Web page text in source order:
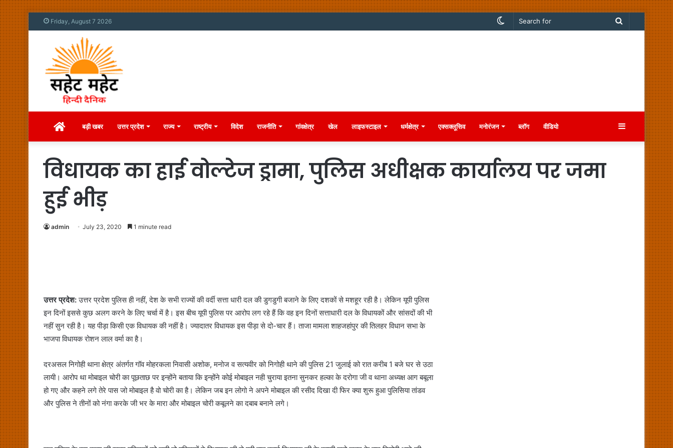
Friday, August 7 2026
Search
Switch
Homeबड़ी खबर उत्तर प्रदेश राज्य राष्ट्रीय विदेश राजनीति गांवक्षेत्र खेल लाइफस्टाइल धर्मक्षेत्र एक्सक्लूसिव मनोरंजन ब्लॉग वीडियो Sidebar
विधायक का हाई वोल्टेज ड्रामा, पुलिस अधीक्षक कार्यालय पर जमा
हुई भीड़
admin July 23, 2020 1 minute read
उत्तर प्रदेश:उत्तर प्रदेश पुलिस ही नहीं, देश के सभी राज्यों की वर्दी सत्ता धारी दल की डुगडुगी बजाने के लिए दशकों से मशहूर रही है। लेकिन यूपी पुलिस
इन दिनों इससे कुछ अलग करने के लिए चर्चा में है। इस बीच यूपी पुलिस पर आरोप लग रहे हैं कि वह इन दिनों सत्ताधारी दल के विधायकों और सांसदों की भी
नहीं सुन रही है। यह पीड़ा किसी एक विधायक की नहीं है। ज्यादातर विधायक इस पीड़ा से दो-चार हैं। ताजा मामला शाहजहांपुर की तिलहर विधान सभा के
भाजपा विधायक रोशन लाल वर्मा का है।
दरअसल निगोही थाना क्षेत्र अंतर्गत गॉव मोहरकला निवासी अशोक, मनोज व सत्यवीर को निगोही थाने की पुलिस 21 जुलाई को रात करीब 1 बजे घर से उठा
लायी। आरोप था मोबाइल चोरी का पूछताछ पर इन्होंने बताया कि इन्होंने कोई मोबाइल नही चुराया इतना सुनकर हल्का के दरोगा जी व थाना अध्यक्ष आग बबूला
हो गए और कहने लगे तेरे पास जो मोबाइल है वो चोरी का है। लेकिन जब इन लोगो ने अपने मोबाइल की रसीद दिखा दी फिर क्या शुरू हुआ पुलिसिया तांडव
और पुलिस ने तीनों को नंगा करके जी भर के मारा और मोबाइल चोरी कबूलने का दबाब बनाने लगे।